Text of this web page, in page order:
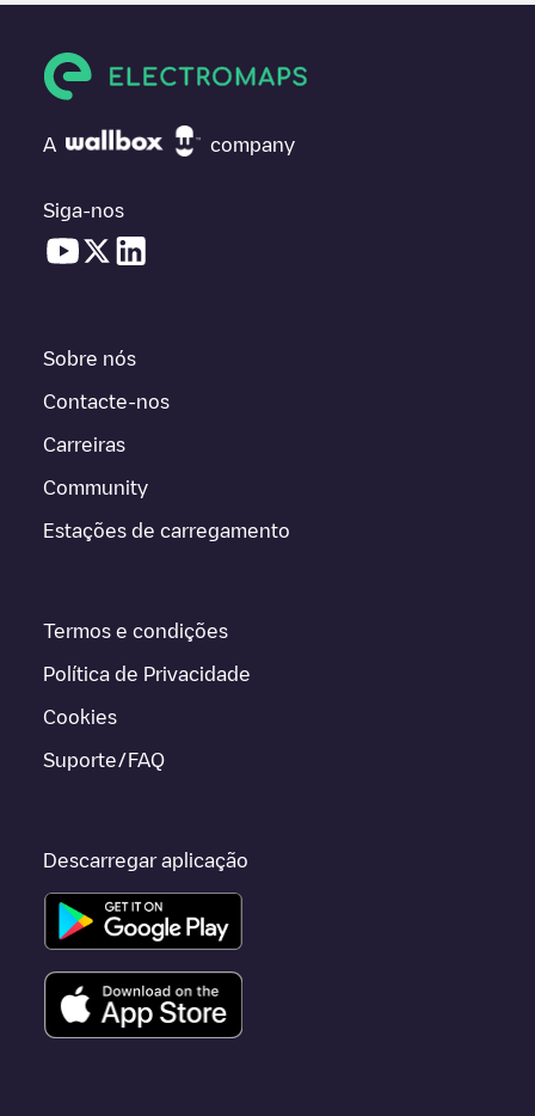
A company
Siga-nos
Sobre nós
Contacte-nos
Carreiras
Community
Estações de carregamento
Termos e condições
Política de Privacidade
Cookies
Suporte/FAQ
Descarregar aplicação